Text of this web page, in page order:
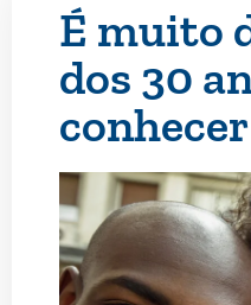
É muito
dos 30